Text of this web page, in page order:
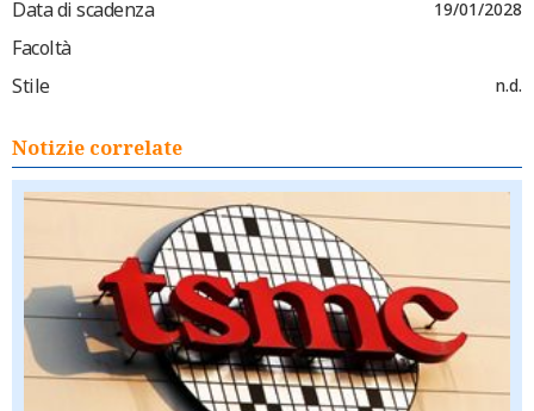
Data di scadenza 19/01/2028
Facoltà
Stile
n.d.
Notizie correlate